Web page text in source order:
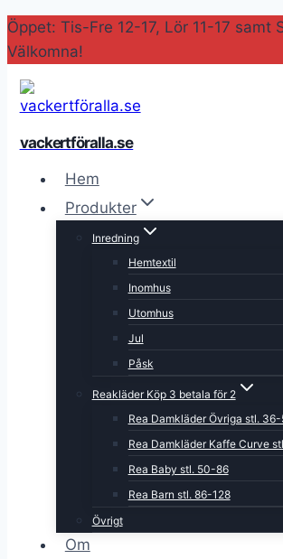
Skip
to
content
Öppet: Tis-Fre 12-17, Lör 11-17 samt
Välkomna!
vackertföralla.se
Hem
Produkter
Inredning
Hemtextil
Inomhus
Utomhus
Jul
Påsk
Reakläder Köp 3 betala för 2
Rea Damkläder Övriga stl.
Rea Damkläder Kaffe Curve
Rea Baby stl. 50-86
Rea Barn stl. 86-128
Övrigt
Om